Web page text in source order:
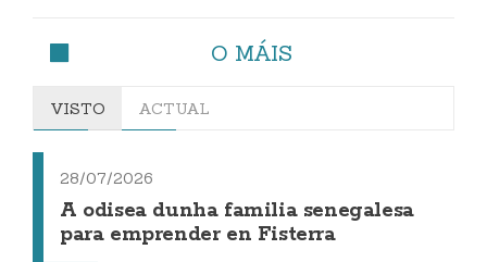
O MÁIS
VISTO ACTUAL
28/07/2026
A odisea dunha familia senegalesa
para emprender en Fisterra